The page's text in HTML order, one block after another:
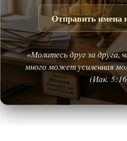
Отправить имена
«Молитесь друг за друга,
много может усиленная
(Иак.